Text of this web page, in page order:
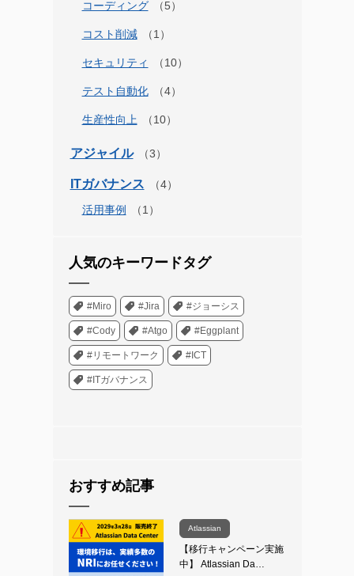
コーディング
コスト削減
セキュリティ
テスト自動化
生産性向上
アジャイル
ITガバナンス
活用事例
人気のキーワードタグ
#Miro #Jira #ジョーシス
#Cody #Atgo #Eggplant
#リモートワーク #ICT
#ITガバナンス
おすすめ記事
Atlassian
【移行キャンペーン実施
中】 Atlassian Da…